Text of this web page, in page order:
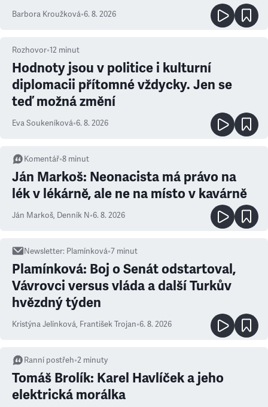
Barbora Kroužková•6. 8. 2026
Rozhovor•12 minut
Hodnoty jsou v politice i kulturní
diplomacii přítomné vždycky. Jen se
teď možná změní
Eva Soukeníková•6. 8. 2026
Komentář•8 minut
Ján Markoš: Neonacista má právo na
lék v lékárně, ale ne na místo v kavárně
Ján Markoš, Denník N•6. 8. 2026
Newsletter: Plamínková•7 minut
Plamínková: Boj o Senát odstartoval,
Vávrovci versus vláda a další Turkův
hvězdný týden
Kristýna Jelínková, František Trojan•6. 8. 2026
Ranní postřeh•2 minuty
Tomáš Brolík: Karel Havlíček a jeho
elektrická morálka